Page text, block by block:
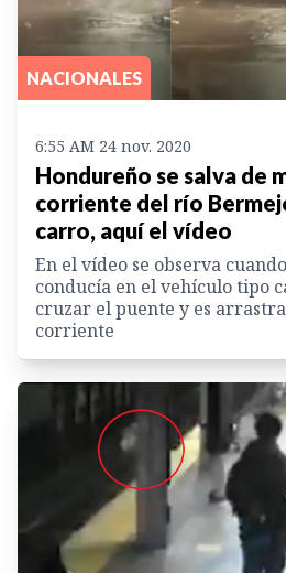
NACIONALES
6:55 AM 24 nov. 2020
Hondureño se salva de
corriente del río
carro, aquí el vídeo
En el vídeo se observa
conducía en el vehículo tipo
cruzar el puente y es
corriente